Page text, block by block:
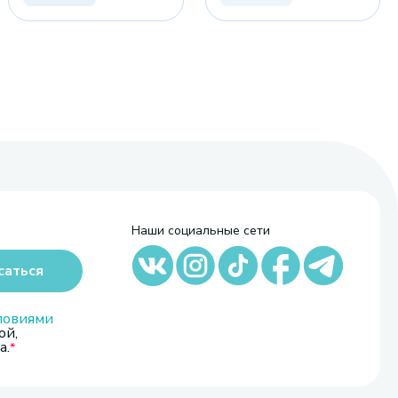
Наши социальные сети